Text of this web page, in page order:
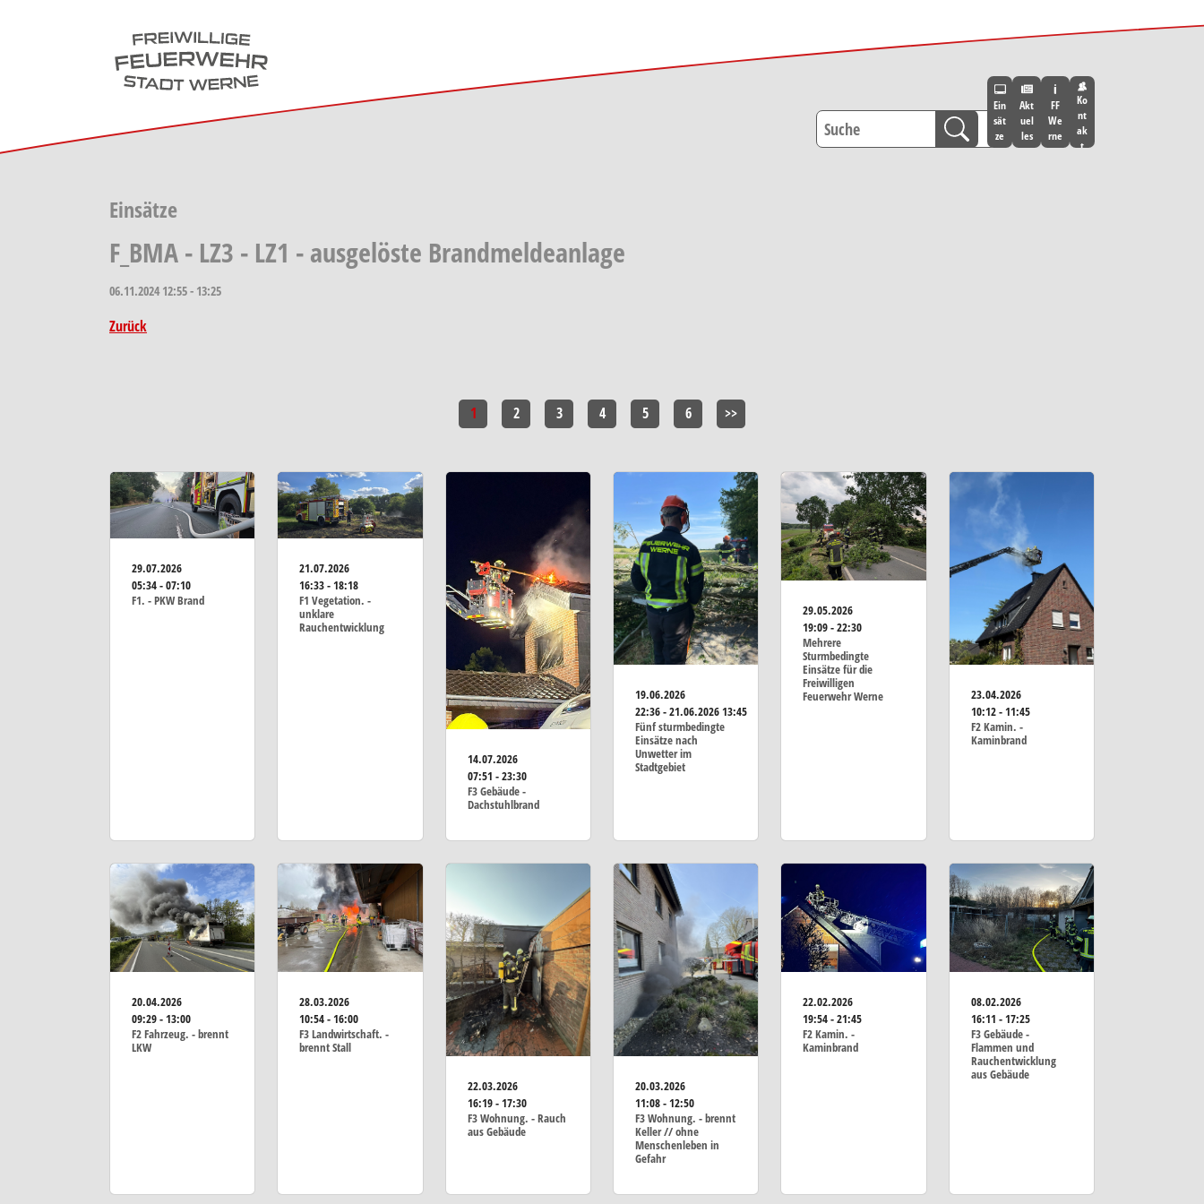
Ein
sät
ze
Akt
uel
les
FF
We
rne
Ko
nt
ak
t
Einsätze
F_BMA - LZ3 - LZ1 - ausgelöste Brandmeldeanlage
06.11.202412:55 - 13:25
Zurück
1 2 3 4 5 6 >>
29.07.2026
05:34 - 07:10
F1. - PKW Brand
21.07.2026
16:33 - 18:18
F1 Vegetation. -
unklare
Rauchentwicklung
14.07.2026
07:51 - 23:30
F3 Gebäude -
Dachstuhlbrand
19.06.2026
22:36 - 21.06.2026 13:45
Fünf sturmbedingte
Einsätze nach
Unwetter im
Stadtgebiet
29.05.2026
19:09 - 22:30
Mehrere
Sturmbedingte
Einsätze für die
Freiwilligen
Feuerwehr Werne
23.04.2026
10:12 - 11:45
F2 Kamin. -
Kaminbrand
20.04.2026
09:29 - 13:00
F2 Fahrzeug. - brennt
LKW
28.03.2026
10:54 - 16:00
F3 Landwirtschaft. -
brennt Stall
22.03.2026
16:19 - 17:30
F3 Wohnung. - Rauch
aus Gebäude
20.03.2026
11:08 - 12:50
F3 Wohnung. - brennt
Keller // ohne
Menschenleben in
Gefahr
22.02.2026
19:54 - 21:45
F2 Kamin. -
Kaminbrand
08.02.2026
16:11 - 17:25
F3 Gebäude -
Flammen und
Rauchentwicklung
aus Gebäude